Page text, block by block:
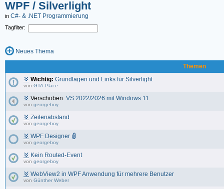
WPF / Silverlight
in C#- & .NET Programmierung
Tagfilter:
Neues Thema
Themen
Wichtig: Grundlagen und Links für Silverlight
von GTA-Place
Verschoben: VS 2022/2026 mit Windows 11
von georgeboy
Zeilenabstand
von georgeboy
WPF Designer
von georgeboy
Kein Routed-Event
von georgeboy
WebView2 in WPF Anwendung für mehrere Benutzer
von Günther Weber